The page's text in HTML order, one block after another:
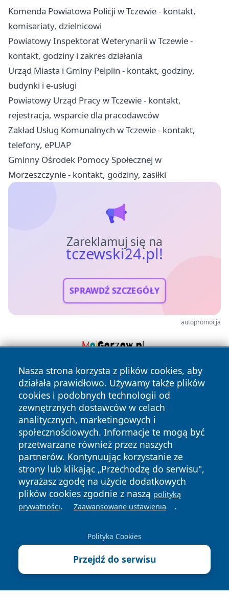
Komenda Powiatowa Policji w Tczewie - kontakt,
komisariaty, dzielnicowi
Powiatowy Inspektorat Weterynarii w Tczewie -
kontakt, godziny i zakres działania
Urząd Miasta i Gminy Pelplin - kontakt, godziny,
budynki i e-usługi
Powiatowy Urząd Pracy w Tczewie - kontakt,
rejestracja, wsparcie dla pracodawców
Zakład Usług Komunalnych w Tczewie - kontakt,
telefony, ePUAP
Gminny Ośrodek Pomocy Społecznej w
Morzeszczynie - kontakt, godziny, zasiłki
Zareklamuj się na
tczewski24.pl!
SPRAWDŹ SZCZEGÓŁY
autopromocja
Nasza strona korzysta z plików cookies, aby
działała prawidłowo. Używamy także plików
cookies i podobnych technologii od
zewnętrznych dostawców w celach
analitycznych, marketingowych i
społecznościowych. Informacje te mogą być
przetwarzane również przez naszych
partnerów. Kontynuując korzystanie ze
strony lub klikając „Przechodzę do serwisu",
wyrażasz zgodę na użycie dodatkowych
plików cookies zgodnie z naszą polityką
prywatności. Zaawansowane ustawienia .
Polityka Cookies
Przejdź do serwisu
Copyright © 2026 tczewski24.pl Wszystkie prawa zastrzeżone.
News Autorzy
Polityka
Prywatności
Polityka
Cookies